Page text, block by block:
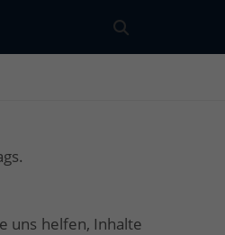
uns helfen, Inhalte